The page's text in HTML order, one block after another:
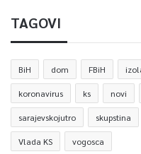
TAGOVI
BiH dom FBiH
koronavirus ks novi
sarajevskojutro skupstina
Vlada KS vogosca